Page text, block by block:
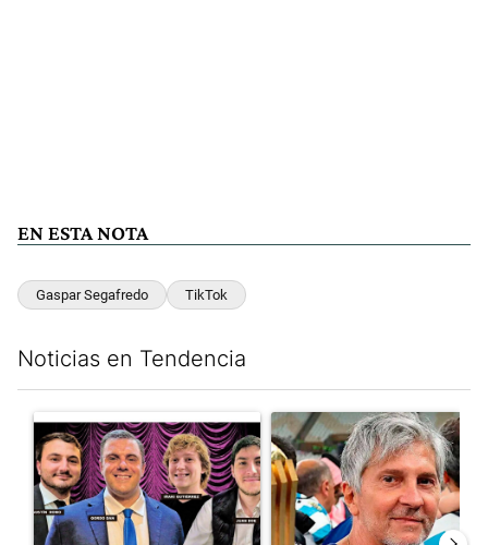
EN ESTA NOTA
Gaspar Segafredo TikTok
Noticias en Tendencia
Un artículo de tendencia con el título "Luces y alarmas en el
Un artículo de tendencia con